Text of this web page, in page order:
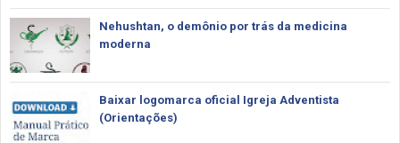
Nehushtan, o demônio por trás da medicina
moderna
Baixar logomarca oficial Igreja Adventista
(Orientações)